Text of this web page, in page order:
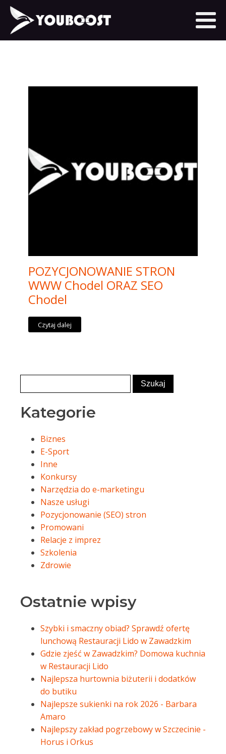
POZYCJONOWANIE STRON
WWW Chodel ORAZ SEO
Chodel
Czytaj dalej
Kategorie
Biznes
E-Sport
Inne
Konkursy
Narzędzia do e-marketingu
Nasze usługi
Pozycjonowanie (SEO) stron
Promowani
Relacje z imprez
Szkolenia
Zdrowie
Ostatnie wpisy
Szybki i smaczny obiad? Sprawdź ofertę
lunchową Restauracji Lido w Zawadzkim
Gdzie zjeść w Zawadzkim? Domowa kuchnia
w Restauracji Lido
Najlepsza hurtownia biżuterii i dodatków
do butiku
Najlepsze sukienki na rok 2026 - Barbara
Amaro
Najlepszy zakład pogrzebowy w Szczecinie -
Horus i Orkus